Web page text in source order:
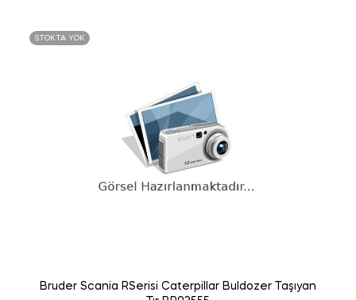
STOKTA YOK
Bruder Scania RSerisi Caterpillar Buldozer Taşıyan